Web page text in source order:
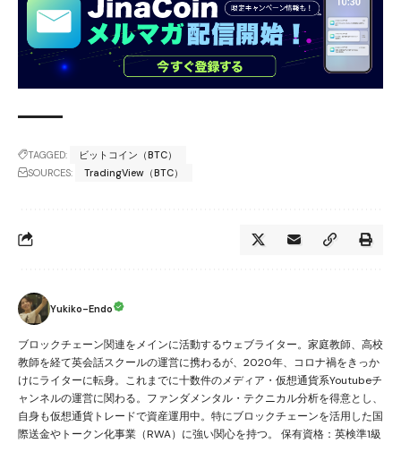
TAGGED:
ビットコイン（BTC）
SOURCES:
TradingView（BTC）
Yukiko-Endo
ブロックチェーン関連をメインに活動するウェブライター。家庭教師、高校
教師を経て英会話スクールの運営に携わるが、2020年、コロナ禍をきっか
けにライターに転身。これまでに十数件のメディア・仮想通貨系Youtubeチ
ャンネルの運営に関わる。ファンダメンタル・テクニカル分析を得意とし、
自身も仮想通貨トレードで資産運用中。特にブロックチェーンを活用した国
際送金やトークン化事業（RWA）に強い関心を持つ。 保有資格：英検準1級